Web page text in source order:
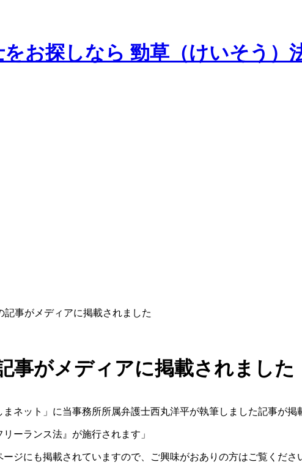
記事がメディアに掲載されました
事がメディアに掲載されました
ネット」に当事務所所属弁護士西丸洋平が執筆しました記事が掲
ーランス法』が施行されます」
ジにも掲載されていますので、ご興味がおありの方はご覧くださ